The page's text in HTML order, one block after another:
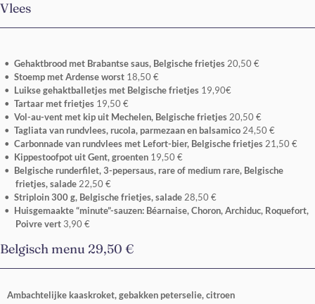
Vlees
Gehaktbrood met Brabantse saus, Belgische frietjes 20,50 €
Stoemp met Ardense worst 18,50 €
Luikse gehaktballetjes met Belgische frietjes 19,90€
Tartaar met frietjes 19,50 €
Vol-au-vent met kip uit Mechelen, Belgische frietjes 20,50 €
Tagliata van rundvlees, rucola, parmezaan en balsamico 24,50 €
Carbonnade van rundvlees met Lefort-bier, Belgische frietjes 21,50 €
Kippestoofpot uit Gent, groenten 19,50 €
Belgische runderfilet, 3-pepersaus, rare of medium rare, Belgische
frietjes, salade 22,50 €
Striploin 300 g, Belgische frietjes, salade 28,50 €
Huisgemaakte “minute”-sauzen: Béarnaise, Choron, Archiduc, Roquefort,
Poivre vert 3,90 €
Belgisch menu 29,50 €
Ambachtelijke kaaskroket, gebakken peterselie, citroen